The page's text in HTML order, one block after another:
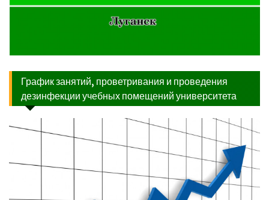
График занятий, проветривания и проведения
дезинфекции учебных помещений университета